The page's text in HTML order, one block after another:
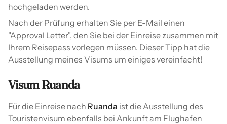
hochgeladen werden.
Nach der Prüfung erhalten Sie per E-Mail einen
"Approval Letter", den Sie bei der Einreise zusammen mit
Ihrem Reisepass vorlegen müssen. Dieser Tipp hat die
Ausstellung meines Visums um einiges vereinfacht!
Visum Ruanda
Für die Einreise nach Ruanda ist die Ausstellung des
Touristenvisum ebenfalls bei Ankunft am Flughafen